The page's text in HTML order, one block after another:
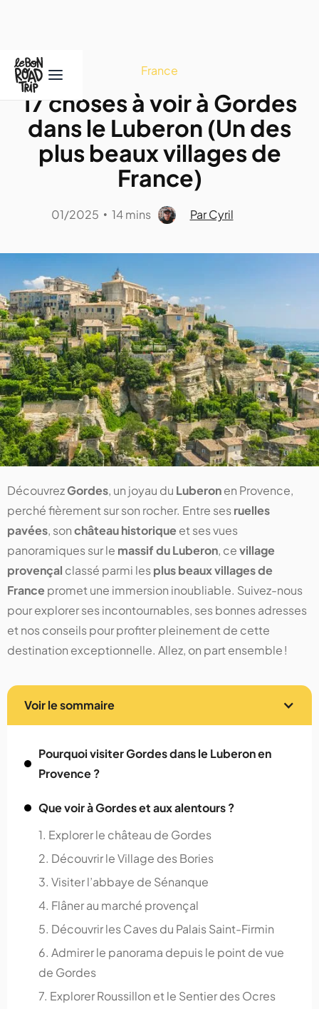
France
17 choses à voir à Gordes
dans le Luberon (Un des
plus beaux villages de
France)
01/2025 • 14 mins Par Cyril
DécouvrezGordes, un joyau du Luberonen Provence,
perché fièrement sur son rocher. Entre sesruelles
pavées, sonchâteau historiqueet ses vues
panoramiques sur le massif du Luberon, cevillage
provençal classé parmi lesplus beaux villages de
Francepromet une immersion inoubliable. Suivez-nous
pour explorer ses incontournables, ses bonnes adresses
et nos conseils pour profiter pleinement de cette
destination exceptionnelle. Allez, on part ensemble !
Voir le sommaire
Pourquoi visiter Gordes dans le Luberon en
Provence ?
Que voir à Gordes et aux alentours ?
1. Explorer le château de Gordes
2. Découvrir le Village des Bories
3. Visiter l’abbaye de Sénanque
4. Flâner au marché provençal
5. Découvrir les Caves du Palais Saint-Firmin
6. Admirer le panorama depuis le point de vue
de Gordes
7. Explorer Roussillon et le Sentier des Ocres